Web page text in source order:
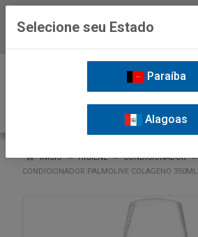
INÍCIO HIGIENE
CONDICIONADOR
CONDICIONADOR PALMOLIVE COLAGENO 350ML
Selecione seu Estado
Paraíba
Alagoas